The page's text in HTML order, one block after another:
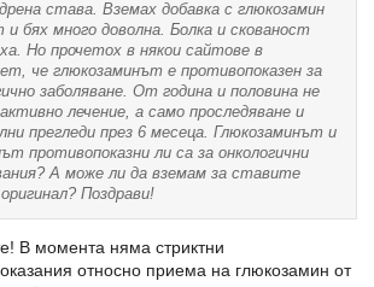
става. Вземах добавка с глюкозамин
бях много доволна. Болка и скованост
Но прочетох в някои сайтове в
че глюкозаминът е противопоказен за
заболяване. От година и половина не
лечение, а само проследяване и
прегледи през 6 месеца. Глюкозаминът и
противопоказни ли са за онкологични
А може ли да вземам за ставите
Поздрави!
В момента няма стриктни
относно приема на глюкозамин от